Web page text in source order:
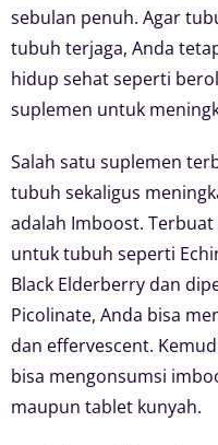
sebulan penuh. Agar
tubuh terjaga, Anda
hidup sehat seperti
suplemen untuk
Salah satu suplemen
tubuh sekaligus
adalah Imboost.
untuk tubuh seperti
Black Elderberry dan
Picolinate, Anda bisa
dan effervescent.
bisa mengonsumsi
maupun tablet kunyah.